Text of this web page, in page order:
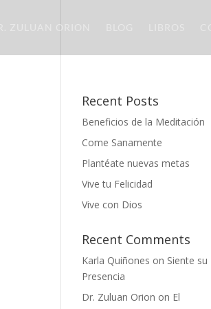
Recent Posts
Beneficios de la Meditación
Come Sanamente
Plantéate nuevas metas
Vive tu Felicidad
Vive con Dios
Recent Comments
Karla Quiñones on Siente su
Presencia
Dr. Zuluan Orion on El